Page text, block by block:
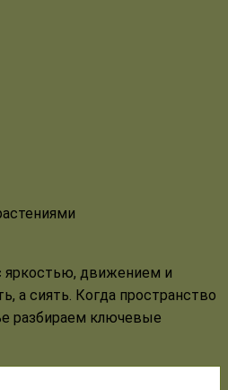
яркостью, движением и
а сиять. Когда пространство
разбираем ключевые